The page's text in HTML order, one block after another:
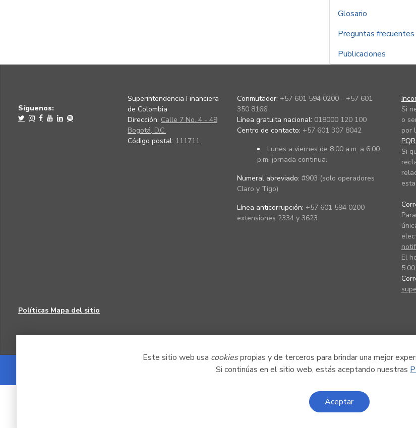
Este sitio web usa cookiespropias y de terceros para brindar una mejor
Si continúas en el sitio web, estás aceptando nuestras
Aceptar
Glosario
Preguntas frecuentes
Publicaciones
Síguenos:
Superintendencia Financiera
de Colombia
Dirección: Calle 7 No. 4 - 49
Bogotá, D.C.
Código postal: 111711
Conmutador: +57 601 594 0200 - +57 601
350 8166
Línea gratuita nacional: 018000 120 100
Centro de contacto: +57 601 307 8042
Lunes a viernes de 8:00 a.m. a 6:00
p.m. jornada continua.
Numeral abreviado: #903 (solo operadores
Claro y Tigo)
Línea anticorrupción: +57 601 594 0200
extensiones 2334 y 3623
Si
o
por
Si
El
Políticas Mapa del sitio